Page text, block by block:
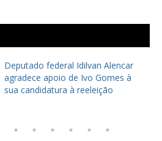
Deputado federal Idilvan Alencar
agradece apoio de Ivo Gomes à
sua candidatura à reeleição